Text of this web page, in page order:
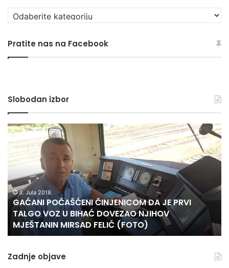
Pregledaj
sve
Pratite nas na Facebook
Slobodan izbor
GAĆANI
POČAŠĆENI
ČINJENICOM
DA
PRVI
TALGO
VOZ
BIHAĆ
DOVEZAO
MJEŠTANIN
3. Jula 2018.
GAĆANI POČAŠĆENI ČINJENICOM DA JE PRVI
TALGO VOZ U BIHAĆ DOVEZAO NJIHOV
MJEŠTANIN MIRSAD FELIĆ (FOTO)
rat
Zadnje objave